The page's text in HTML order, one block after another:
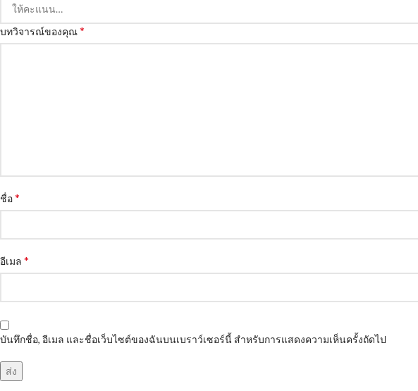
บทวิจารณ์ของคุณ*
ชื่อ*
อีเมล *
บันทึกชื่อ, อีเมล และชื่อเว็บไซต์ของฉันบนเบราว์เซอร์นี้ สำหรับการแสดงความเห็นครั้งถัดไป